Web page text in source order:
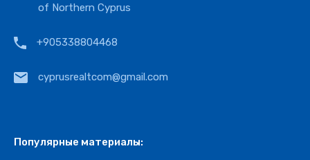
of Northern Cyprus
+905338804468
cyprusrealtcom@gmail.com
Популярные материалы: